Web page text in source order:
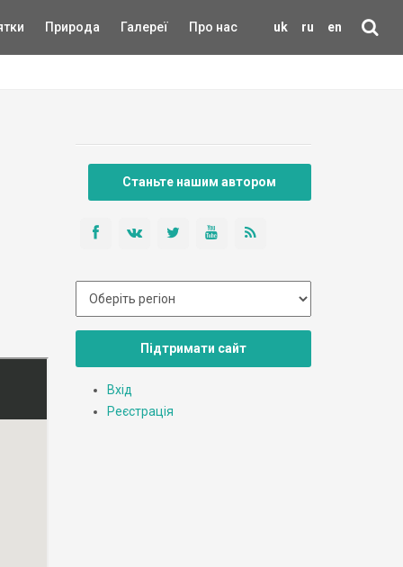
uk ru en
Природа Галереї Про нас
Станьте нашим автором
Підтримати сайт
Вхід
Реєстрація